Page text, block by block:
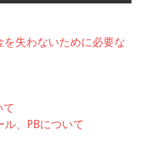
を失わないために必要な
て
ル、PBについて